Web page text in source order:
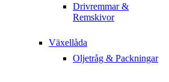
Drivremmar &
Remskivor
Växellåda
Oljetråg & Packningar